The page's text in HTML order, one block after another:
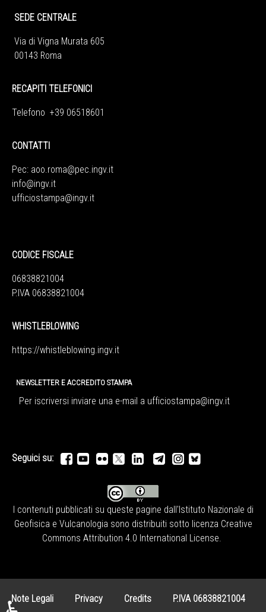
SEDE CENTRALE
Via di Vigna Murata 605
00143 Roma
RECAPITI TELEFONICI
Telefono +39 06518601
CONTATTI
Pec: aoo.roma@pec.ingv.it
info@ingv.it
ufficiostampa@ingv.it
CODICE FISCALE
06838821004
P.IVA 06838821004
WHISTLEBLOWING
https://whistleblowing.ingv.it
NEWSLETTER E ACCREDITO STAMPA
Per iscriversi inviare una e-mail a ufficiostampa@ingv.it
Seguici su:
I contenuti pubblicati su queste pagine dall'Istituto Nazionale di
Geofisica e Vulcanologia sono distribuiti sotto licenza Creative
Commons Attribution 4.0 International License.
Note Legali Privacy Credits P.IVA 06838821004